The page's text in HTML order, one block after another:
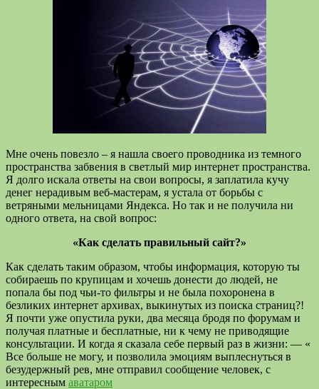
Мне очень повезло – я нашла своего проводника из темного
пространства забвения в светлый мир интернет пространства.
Я долго искала ответы на свои вопросы, я заплатила кучу
денег нерадивым веб-мастерам, я устала от борьбы с
ветряными мельницами Яндекса. Но так и не получила ни
одного ответа, на свой вопрос:
«Как сделать правильный сайт?»
Как сделать таким образом, чтобы информация, которую ты
собираешь по крупицам и хочешь донести до людей, не
попала бы под чьи-то фильтры и не была похоронена в
безликих интернет архивах, выкинутых из поиска страниц?!
Я почти уже опустила руки, два месяца бродя по форумам и
получая платные и бесплатные, ни к чему не приводящие
консультации. И когда я сказала себе первый раз в жизни: — «
Все больше не могу, и позволила эмоциям выплеснуться в
безудержный рев, мне отправил сообщение человек, с
интересным аватаром